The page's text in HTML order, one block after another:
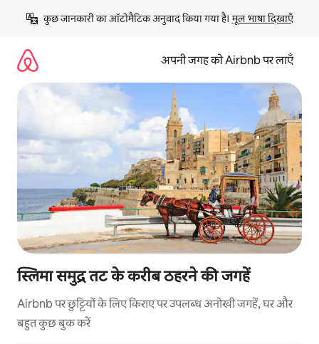
छोड़कर
कॉन्टेंट
कुछ जानकारी का ऑटोमैटिक अनुवाद किया गया है। मूल भाषा दिखाएँ
अपनी जगह को Airbnb पर लाएँ
स्लिमा समुद्र तट के करीब ठहरने की जगहें
Airbnb पर छुट्टियों के लिए किराए पर उपलब्ध अनोखी जगहें, घर और
बहुत कुछ बुक करें